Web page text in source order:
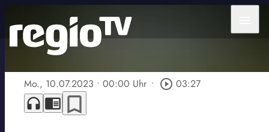
Mo., 10.07.2023 • 00:00 Uhr • play_circle_outline 03:27
headphones chrome_reader_mode bookmark_border